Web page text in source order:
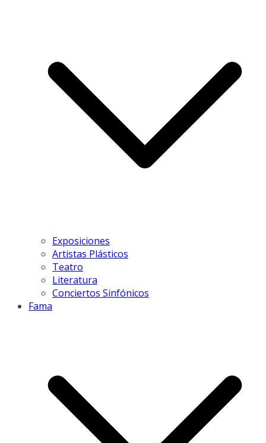
Exposiciones
Artistas Plásticos
Teatro
Literatura
Conciertos Sinfónicos
Fama